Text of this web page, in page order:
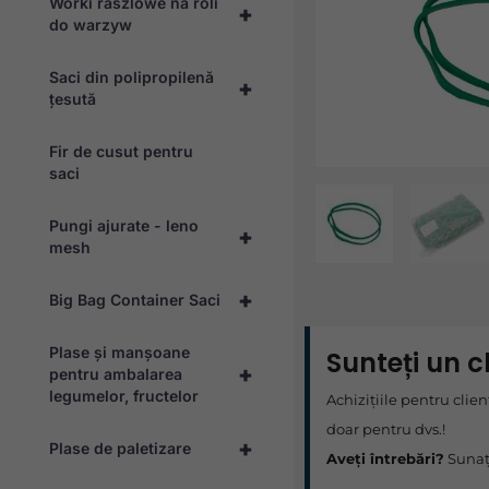
+
do warzyw
+
Saci din polipropilenă
țesută
Fir de cusut pentru
saci
+
Pungi ajurate - leno
mesh
+
Big Bag Container Saci
+
Plase și manșoane
pentru ambalarea
legumelor, fructelor
+
Plase de paletizare
Sunteți un
Achizițiile pentru
doar pentru dvs.!
Aveți întrebări?